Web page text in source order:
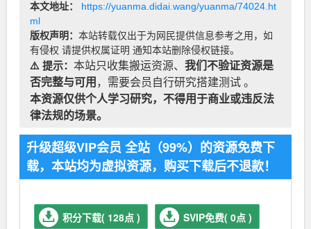
本文地址：
https://yuanma.didai.wang/yuanma/74024.ht
ml
版权声明： 本站转载仅出于为网民提供信息参考之用，如
有侵权 请提供权属证明 通知本站删除侵权链接。
⚠️ 提示： 本站只收集搬运资源、 我们不验证资源是
否完整与可用 ，需要会员自行研究搭建测试 。
本资源仅供个人学习研究，不得用于商业或违反法
律法规的场景。
升级超级VIP会员 全站（99%）的资源免费下
载，本站均为虚拟资源，购买下载后不退款！
积分下载( 128点 ) SVIP免费( 0点 )